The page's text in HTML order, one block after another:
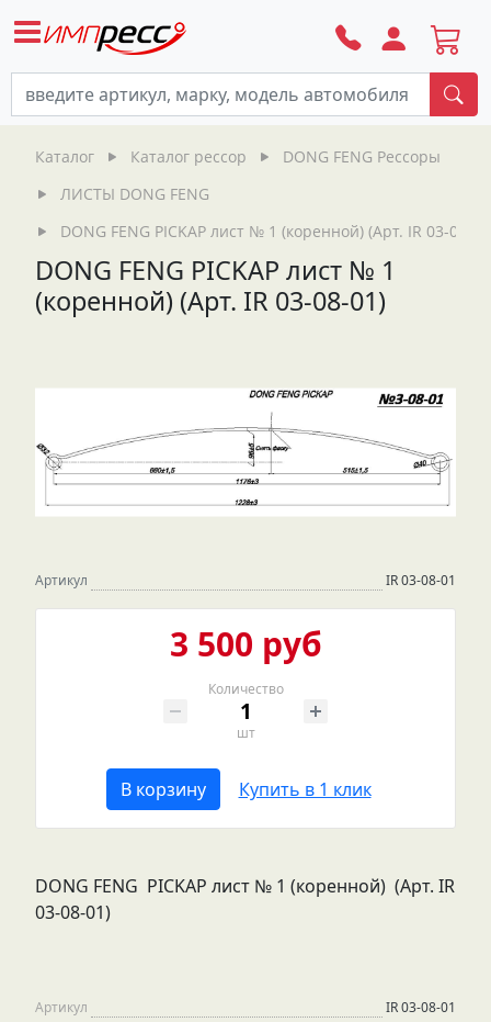
Каталог Каталог рессор
DONG FENG Рессоры
ЛИСТЫ DONG FENG
DONG FENG PICKAP лист № 1 (коренной) (Арт. IR 03-08-
DONG FENG PICKAP лист № 1
(коренной) (Арт. IR 03-08-01)
Артикул IR 03-08-01
3 500 руб
Количество
шт
В корзину Купить в 1 клик
DONG FENG PICKAP лист № 1 (коренной) (Арт. IR
03-08-01)
Артикул
IR 03-08-01